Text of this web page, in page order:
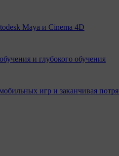
Maya и Cinema 4D
и глубокого обучения
игр и заканчивая